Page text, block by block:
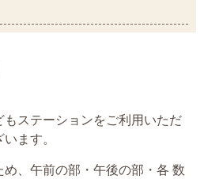
ステーションをご利用いただ
ます。
、午前の部・午後の部・各 数